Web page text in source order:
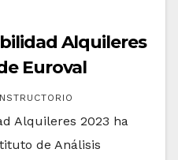
Alquileres
Euroval
Alquileres 2023 ha
de Análisis